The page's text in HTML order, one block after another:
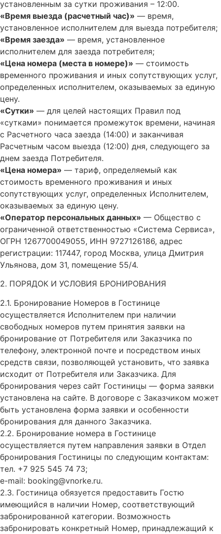
установленным за сутки проживания – 12:00.
«Время выезда (расчетный час)» — время,
установленное исполнителем для выезда потребителя;
«Время заезда» — время, установленное
исполнителем для заезда потребителя;
«Цена номера (места в номере)» — стоимость
временного проживания и иных сопутствующих услуг,
определенных исполнителем, оказываемых за единую
цену.
«Сутки» — для целей настоящих Правил под
«сутками» понимается промежуток времени, начиная
с Расчетного часа заезда (14:00) и заканчивая
Расчетным часом выезда (12:00) дня, следующего за
днем заезда Потребителя.
«Цена номера» — тариф, определяемый как
стоимость временного проживания и иных
сопутствующих услуг, определенных Исполнителем,
оказываемых за единую цену.
«Оператор персональных данных» — Общество с
ограниченной ответственностью «Система Сервиса»,
ОГРН 1267700049055, ИНН 9727126186, адрес
регистрации: 117447, город Москва, улица Дмитрия
Ульянова, дом 31, помещение 55/4.
2. ПОРЯДОК И УСЛОВИЯ БРОНИРОВАНИЯ
2.1. Бронирование Номеров в Гостинице
осуществляется Исполнителем при наличии
свободных номеров путем принятия заявки на
бронирование от Потребителя или Заказчика по
телефону, электронной почте и посредством иных
средств связи, позволяющей установить, что заявка
исходит от Потребителя или Заказчика. Для
бронирования через сайт Гостиницы — форма заявки
установлена на сайте. В договоре с Заказчиком может
быть установлена форма заявки и особенности
бронирования для данного Заказчика.
2.2. Бронирование номера в Гостинице
осуществляется путем направления заявки в Отдел
бронирования Гостиницы по следующим контактам:
тел. +7 925 545 74 73;
e-mail: booking@vnorke.ru.
2.3. Гостиница обязуется предоставить Гостю
имеющийся в наличии Номер, соответствующий
забронированной категории. Возможность
забронировать конкретный Номер, принадлежащий к